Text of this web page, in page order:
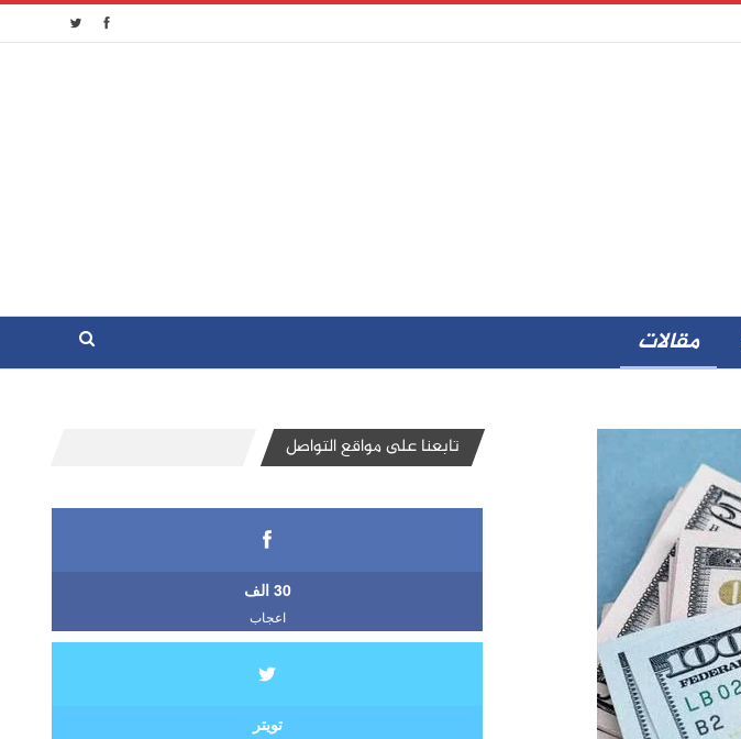
مقالات
تابعنا على مواقع التواصل
30 الف
اعجاب
تويتر